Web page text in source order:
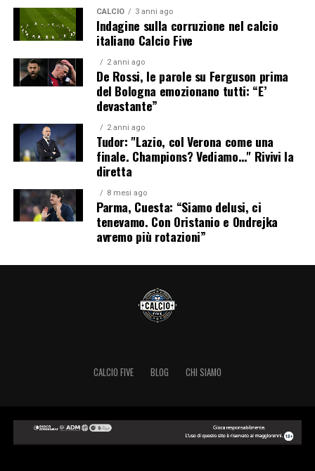
CALCIO 3 anni ago
Indagine sulla corruzione nel calcio
italiano Calcio Five
2 anni ago
De Rossi, le parole su Ferguson prima
del Bologna emozionano tutti: “E’
devastante”
2 anni ago
Tudor: "Lazio, col Verona come una
finale. Champions? Vediamo…" Rivivi la
diretta
8 mesi ago
Parma, Cuesta: “Siamo delusi, ci
tenevamo. Con Oristanio e Ondrejka
avremo più rotazioni”
CALCIO FIVE BLOG CHI SIAMO